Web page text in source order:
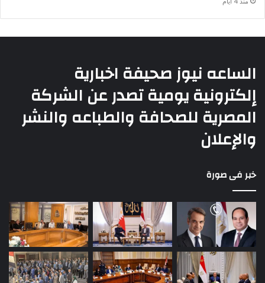
الساعه نيوز صحيفة اخبارية
إلكترونية يومية تصدر عن الشركة
المصرية للصحافة والطباعه والنشر
والإعلان
خبر فى صورة